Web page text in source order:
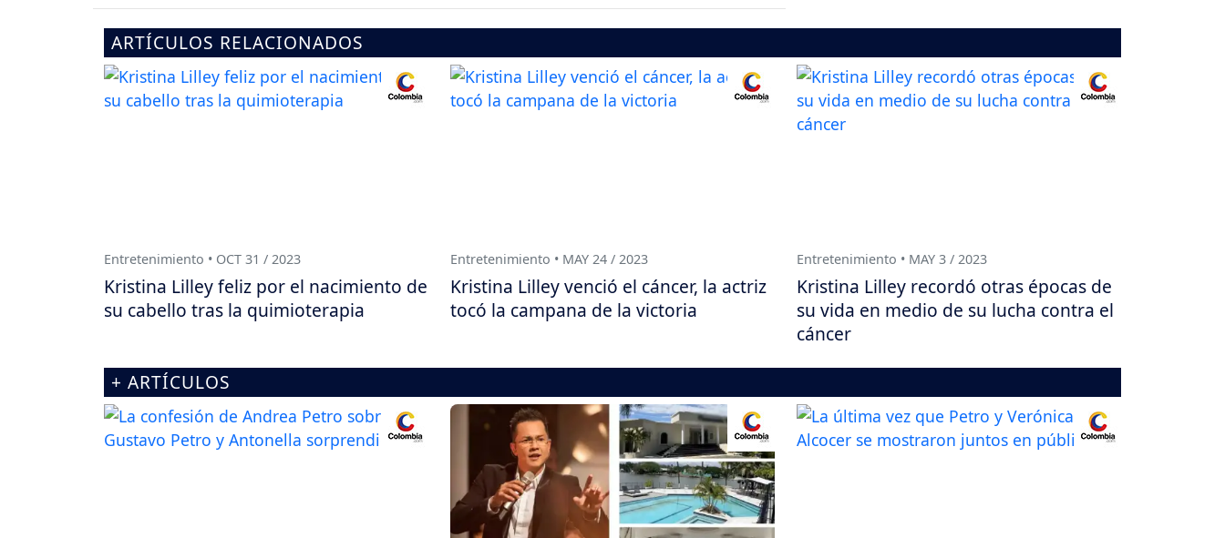
ARTÍCULOS RELACIONADOS
Entretenimiento • OCT 31 / 2023
Kristina Lilley feliz por el nacimiento de
su cabello tras la quimioterapia
Entretenimiento • MAY 24 / 2023
Kristina Lilley venció el cáncer, la actriz
tocó la campana de la victoria
Entretenimiento • MAY 3 / 2023
Kristina Lilley recordó otras épocas de
su vida en medio de su lucha contra el
cáncer
+ ARTÍCULOS